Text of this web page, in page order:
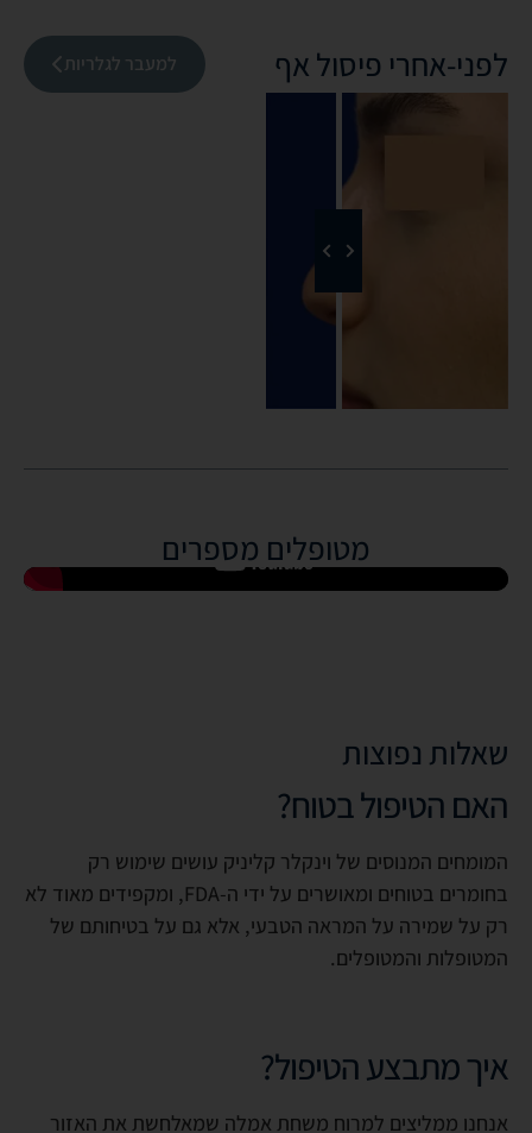
לפני-אחרי פיסול אף למעבר לגלריות
מטופלים מספרים
שאלות נפוצות
האם הטיפול בטוח?
המומחים המנוסים של וינקלר קליניק עושים שימוש רק
בחומרים בטוחים ומאושרים על ידי ה-FDA, ומקפידים מאוד לא
רק על שמירה על המראה הטבעי, אלא גם על בטיחותם של
המטופלות והמטופלים.
איך מתבצע הטיפול?
אנחנו ממליצים למרוח משחת אמלה שמאלחשת את האזור